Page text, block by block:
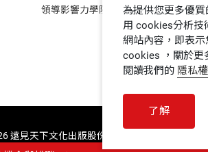
領導影響力學院
遠見天下文化出版股份有限公司 ALL RIGHTS
為提供您更多優
用 cookies分析技
網站內容，即表
cookies ，關於更
閱讀我們的 隱私
了解